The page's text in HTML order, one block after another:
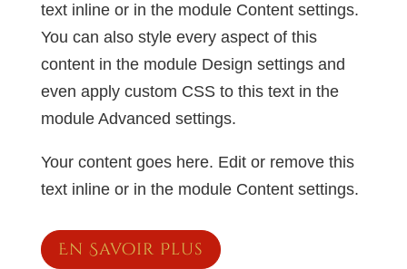
text inline or in the module Content settings.
You can also style every aspect of this
content in the module Design settings and
even apply custom CSS to this text in the
module Advanced settings.
Your content goes here. Edit or remove this
text inline or in the module Content settings.
En Savoir Plus